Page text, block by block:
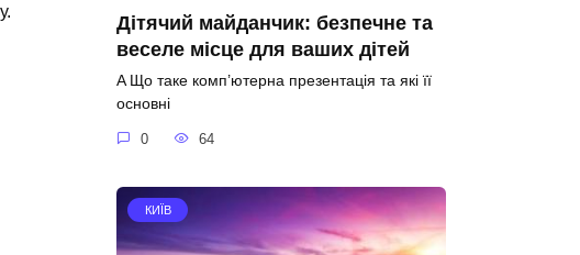
Дітячий майданчик: безпечне та
веселе місце для ваших дітей
A Що таке комп’ютерна презентація та які її
основні
0 64
КИЇВ